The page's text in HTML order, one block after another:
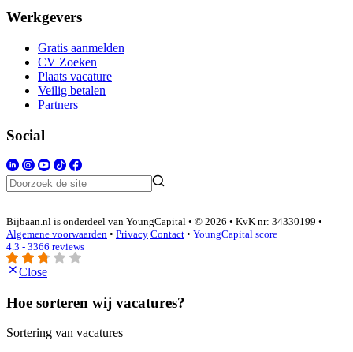
Werkgevers
Gratis aanmelden
CV Zoeken
Plaats vacature
Veilig betalen
Partners
Social
Bijbaan.nl is onderdeel van YoungCapital • © 2026 • KvK nr: 34330199 •
Algemene voorwaarden • Privacy Contact • YoungCapital score
4.3 - 3366 reviews
Close
Hoe sorteren wij vacatures?
Sortering van vacatures